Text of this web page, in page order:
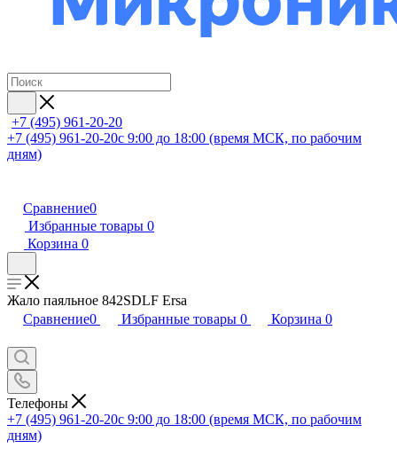
+7 (495) 961-20-20
+7 (495) 961-20-20с 9:00 до 18:00 (время МСК, по рабочим
дням)
Сравнение0
Избранные товары 0
Корзина 0
Жало паяльное 842SDLF Ersa
Сравнение0 Избранные товары 0 Корзина 0
Телефоны
+7 (495) 961-20-20с 9:00 до 18:00 (время МСК, по рабочим
дням)